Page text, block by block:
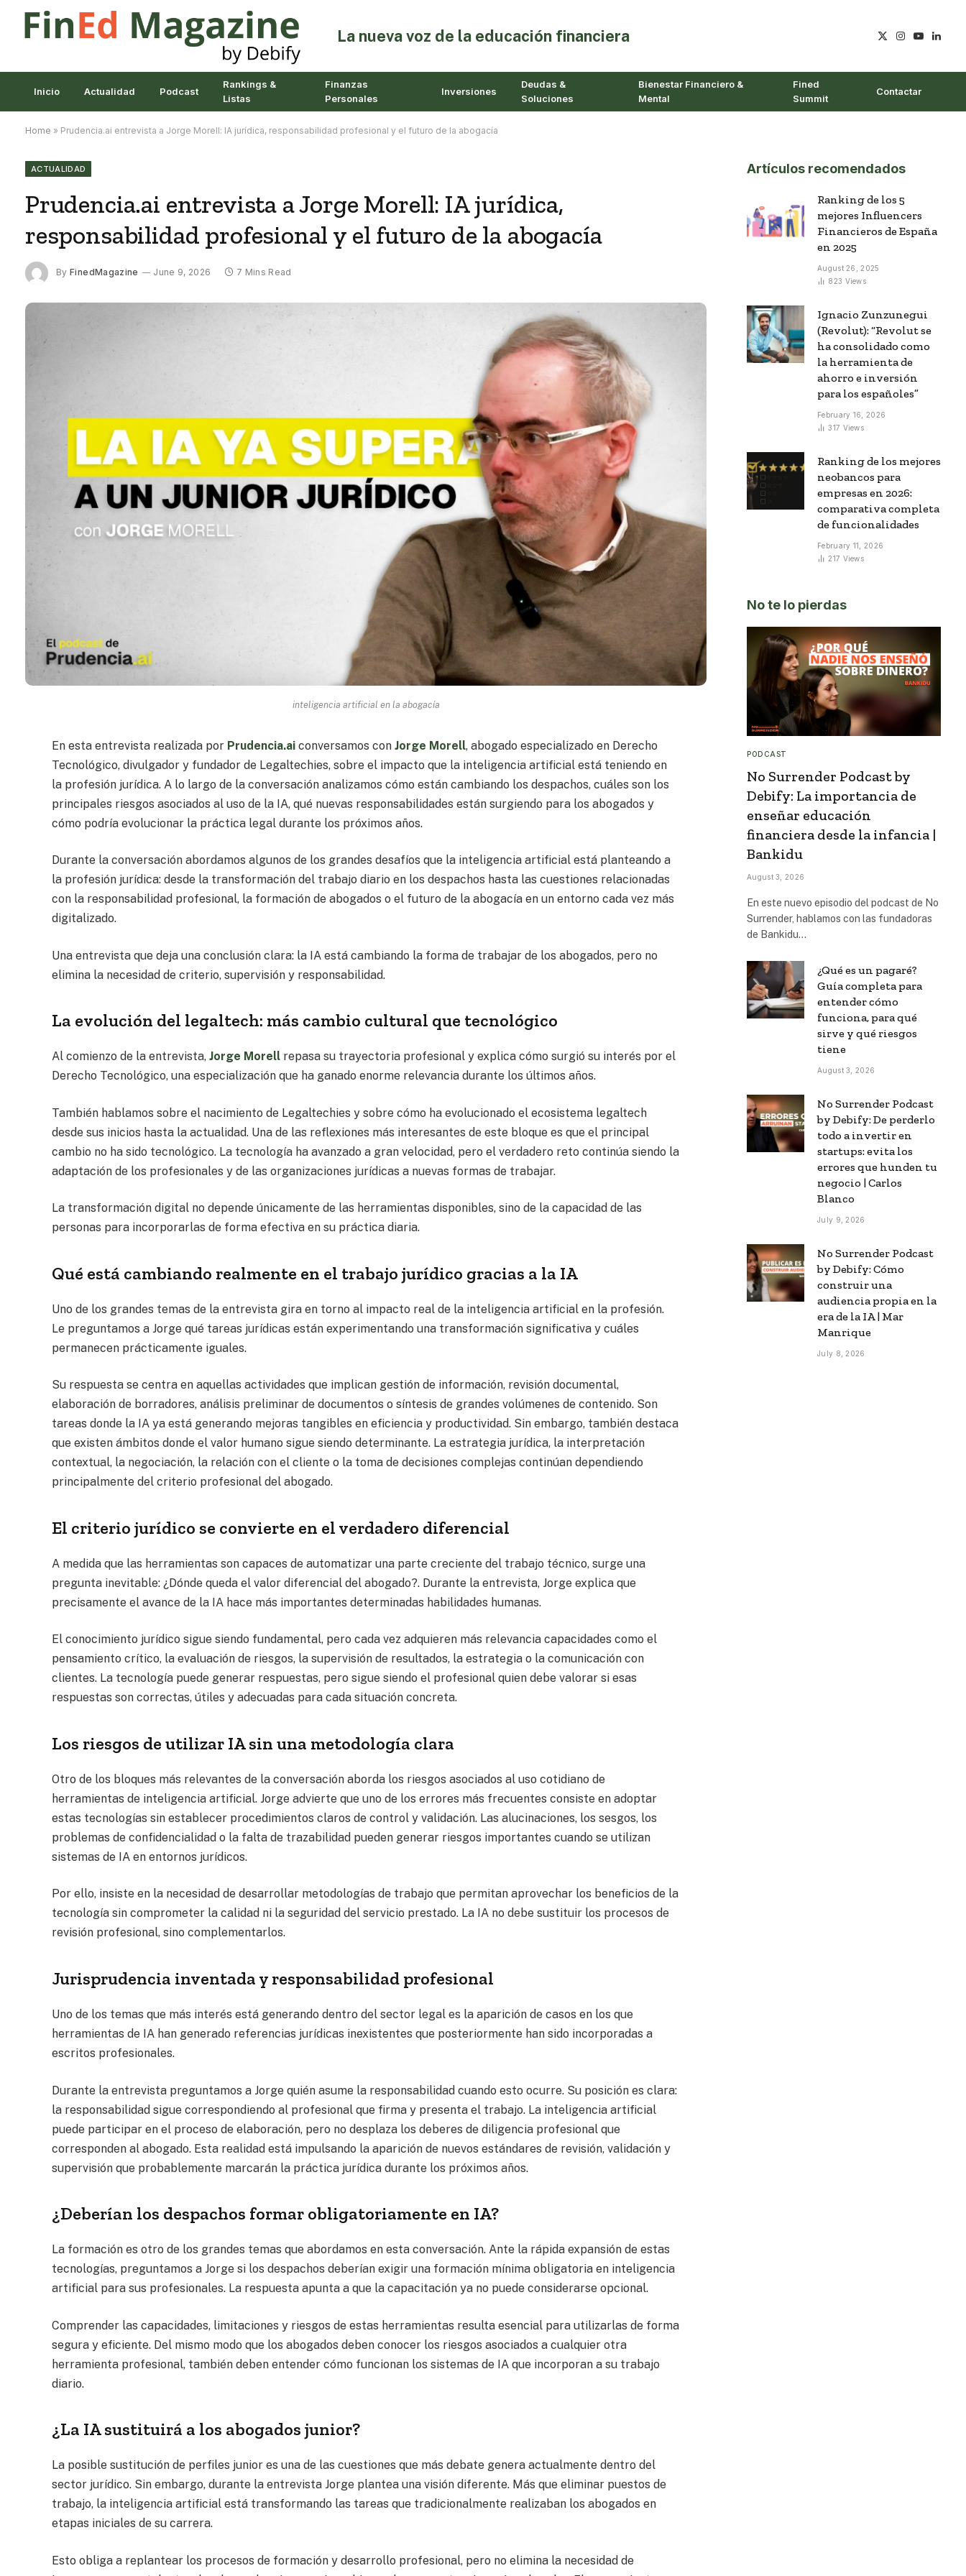
⁠La nueva voz de la educación financiera
X
Instagram
YouTube
Inicio Actualidad Podcast
Rankings &
Listas
Finanzas
Personales
Inversiones
Deudas &
Soluciones
Bienestar Financiero &
Mental
Fined
Summit
Contactar
Home » Prudencia.ai entrevista a Jorge Morell: IA jurídica, responsabilidad profesional y el futuro de la abogacía
ACTUALIDAD
Prudencia.ai entrevista a Jorge Morell: IA jurídica,
responsabilidad profesional y el futuro de la abogacía
By FinedMagazine June 9, 2026 7 Mins Read
inteligencia artificial en la abogacía
En esta entrevista realizada por Prudencia.ai conversamos conJorge Morell, abogado especializado en Derecho
Tecnológico, divulgador y fundador de Legaltechies, sobre el impacto que la inteligencia artificial está teniendo en
la profesión jurídica. A lo largo de la conversación analizamos cómo están cambiando los despachos, cuáles son los
principales riesgos asociados al uso de la IA, qué nuevas responsabilidades están surgiendo para los abogados y
cómo podría evolucionar la práctica legal durante los próximos años.
Durante la conversación abordamos algunos de los grandes desafíos que la inteligencia artificial está planteando a
la profesión jurídica: desde la transformación del trabajo diario en los despachos hasta las cuestiones relacionadas
con la responsabilidad profesional, la formación de abogados o el futuro de la abogacía en un entorno cada vez más
digitalizado.
Una entrevista que deja una conclusión clara: la IA está cambiando la forma de trabajar de los abogados, pero no
elimina la necesidad de criterio, supervisión y responsabilidad.
La evolución del legaltech: más cambio cultural que tecnológico
Al comienzo de la entrevista,Jorge Morell repasa su trayectoria profesional y explica cómo surgió su interés por el
Derecho Tecnológico, una especialización que ha ganado enorme relevancia durante los últimos años.
También hablamos sobre el nacimiento de Legaltechies y sobre cómo ha evolucionado el ecosistema legaltech
desde sus inicios hasta la actualidad. Una de las reflexiones más interesantes de este bloque es que el principal
cambio no ha sido tecnológico. La tecnología ha avanzado a gran velocidad, pero el verdadero reto continúa siendo la
adaptación de los profesionales y de las organizaciones jurídicas a nuevas formas de trabajar.
La transformación digital no depende únicamente de las herramientas disponibles, sino de la capacidad de las
personas para incorporarlas de forma efectiva en su práctica diaria.
Qué está cambiando realmente en el trabajo jurídico gracias a la IA
Uno de los grandes temas de la entrevista gira en torno al impacto real de la inteligencia artificial en la profesión.
Le preguntamos a Jorge qué tareas jurídicas están experimentando una transformación significativa y cuáles
permanecen prácticamente iguales.
Su respuesta se centra en aquellas actividades que implican gestión de información, revisión documental,
elaboración de borradores, análisis preliminar de documentos o síntesis de grandes volúmenes de contenido. Son
tareas donde la IA ya está generando mejoras tangibles en eficiencia y productividad. Sin embargo, también destaca
que existen ámbitos donde el valor humano sigue siendo determinante. La estrategia jurídica, la interpretación
contextual, la negociación, la relación con el cliente o la toma de decisiones complejas continúan dependiendo
principalmente del criterio profesional del abogado.
El criterio jurídico se convierte en el verdadero diferencial
A medida que las herramientas son capaces de automatizar una parte creciente del trabajo técnico, surge una
pregunta inevitable: ¿Dónde queda el valor diferencial del abogado?. Durante la entrevista, Jorge explica que
precisamente el avance de la IA hace más importantes determinadas habilidades humanas.
El conocimiento jurídico sigue siendo fundamental, pero cada vez adquieren más relevancia capacidades como el
pensamiento crítico, la evaluación de riesgos, la supervisión de resultados, la estrategia o la comunicación con
clientes. La tecnología puede generar respuestas, pero sigue siendo el profesional quien debe valorar si esas
respuestas son correctas, útiles y adecuadas para cada situación concreta.
Los riesgos de utilizar IA sin una metodología clara
Otro de los bloques más relevantes de la conversación aborda los riesgos asociados al uso cotidiano de
herramientas de inteligencia artificial. Jorge advierte que uno de los errores más frecuentes consiste en adoptar
estas tecnologías sin establecer procedimientos claros de control y validación. Las alucinaciones, los sesgos, los
problemas de confidencialidad o la falta de trazabilidad pueden generar riesgos importantes cuando se utilizan
sistemas de IA en entornos jurídicos.
Por ello, insiste en la necesidad de desarrollar metodologías de trabajo que permitan aprovechar los beneficios de la
tecnología sin comprometer la calidad ni la seguridad del servicio prestado. La IA no debe sustituir los procesos de
revisión profesional, sino complementarlos.
Jurisprudencia inventada y responsabilidad profesional
Uno de los temas que más interés está generando dentro del sector legal es la aparición de casos en los que
herramientas de IA han generado referencias jurídicas inexistentes que posteriormente han sido incorporadas a
escritos profesionales.
Durante la entrevista preguntamos a Jorge quién asume la responsabilidad cuando esto ocurre. Su posición es clara:
la responsabilidad sigue correspondiendo al profesional que firma y presenta el trabajo. La inteligencia artificial
puede participar en el proceso de elaboración, pero no desplaza los deberes de diligencia profesional que
corresponden al abogado. Esta realidad está impulsando la aparición de nuevos estándares de revisión, validación y
supervisión que probablemente marcarán la práctica jurídica durante los próximos años.
¿Deberían los despachos formar obligatoriamente en IA?
La formación es otro de los grandes temas que abordamos en esta conversación. Ante la rápida expansión de estas
tecnologías, preguntamos a Jorge si los despachos deberían exigir una formación mínima obligatoria en inteligencia
artificial para sus profesionales. La respuesta apunta a que la capacitación ya no puede considerarse opcional.
Comprender las capacidades, limitaciones y riesgos de estas herramientas resulta esencial para utilizarlas de forma
segura y eficiente. Del mismo modo que los abogados deben conocer los riesgos asociados a cualquier otra
herramienta profesional, también deben entender cómo funcionan los sistemas de IA que incorporan a su trabajo
diario.
¿La IA sustituirá a los abogados junior?
La posible sustitución de perfiles junior es una de las cuestiones que más debate genera actualmente dentro del
sector jurídico. Sin embargo, durante la entrevista Jorge plantea una visión diferente. Más que eliminar puestos de
trabajo, la inteligencia artificial está transformando las tareas que tradicionalmente realizaban los abogados en
etapas iniciales de su carrera.
Esto obliga a replantear los procesos de formación y desarrollo profesional, pero no elimina la necesidad de
Artículos recomendados
Ranking de los 5
mejores Influencers
Financieros de España
en 2025
August 26, 2025
823 Views
Ignacio Zunzunegui
(Revolut): “Revolut se
ha consolidado como
la herramienta de
ahorro e inversión
para los españoles”
February 16, 2026
317 Views
Ranking de los mejores
neobancos para
empresas en 2026:
comparativa completa
de funcionalidades
February 11, 2026
217 Views
No te lo pierdas
PODCAST
No Surrender Podcast by
Debify: La importancia de
enseñar educación
financiera desde la infancia |
Bankidu
August 3, 2026
En este nuevo episodio del podcast de No
Surrender, hablamos con las fundadoras
de Bankidu…
¿Qué es un pagaré?
Guía completa para
entender cómo
funciona, para qué
sirve y qué riesgos
tiene
August 3, 2026
No Surrender Podcast
by Debify: De perderlo
todo a invertir en
startups: evita los
errores que hunden tu
negocio | Carlos
Blanco
July 9, 2026
No Surrender Podcast
by Debify: Cómo
construir una
audiencia propia en la
era de la IA | Mar
Manrique
July 8, 2026